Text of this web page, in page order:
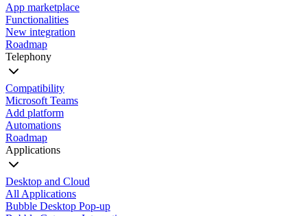
App marketplace
Functionalities
New integration
Roadmap
Telephony
Compatibility
Microsoft Teams
Add platform
Automations
Roadmap
Applications
Desktop and Cloud
All Applications
Bubble Desktop Pop-up